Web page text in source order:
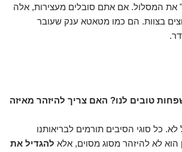
את המסלול. אם אתם סובלים מעצירות, אלה
בצוות. הם כמו מטאטא ענק שעובר
טובים לנו? האם צריך להיזהר מאיזה
כל סוגי הסיבים תורמים לבריאותנו
הוא לא להיזהר מסוג מסוים, אלא להגדיל את